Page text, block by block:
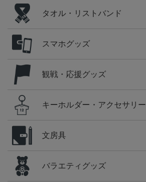
タオル・リストバンド
スマホグッズ
観戦・応援グッズ
キーホルダー・アクセサリー
文房具
バラエティグッズ